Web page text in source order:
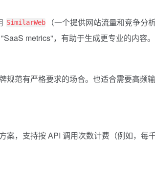
SimilarWeb
（一个提供网站流量和竞争分
metrics"，有助于生成更专业的内容。
规范有严格要求的场合。也适合需要高频
案，支持按 API 调用次数计费（例如，每